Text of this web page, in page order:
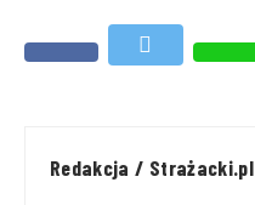
Redakcja / Strażacki.pl